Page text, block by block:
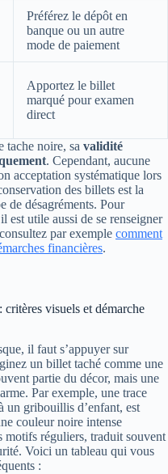
Préférez le dépôt en
banque ou un autre
mode de paiement
Apportez le billet
marqué pour examen
direct
tache noire, sa validité
. Cependant, aucune
acceptation systématique lors
des billets est la
de désagréments. Pour
est utile aussi de se renseigner
par exemple comment
financières.
visuels et démarche
il faut s’appuyer sur
un billet taché comme une
partie du décor, mais une
Par exemple, une trace
un gribouillis d’enfant, est
couleur noire intense
motifs réguliers, traduit souvent
Voici un tableau qui vous
: